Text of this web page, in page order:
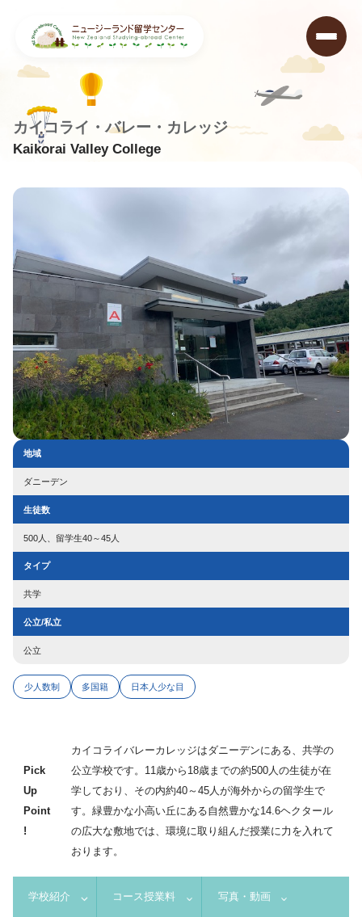
Kaikorai Valley College
カイコライ・バレー・カレッジ
ニュージーランド留学センター
地域
ダニーデン
生徒数
500人、留学生40～45人
タイプ
共学
公立/私立
公立
少人数制 多国籍 日本人少な目
Pick
Up
Point
!
カイコライバレーカレッジはダニーデンにある、共学の
公立学校です。11歳から18歳までの約500人の生徒が在
学しており、その内約40～45人が海外からの留学生で
す。緑豊かな小高い丘にある自然豊かな14.6ヘクタール
の広大な敷地では、環境に取り組んだ授業に力を入れて
おります。
学校紹介 コース授業料 写真・動画